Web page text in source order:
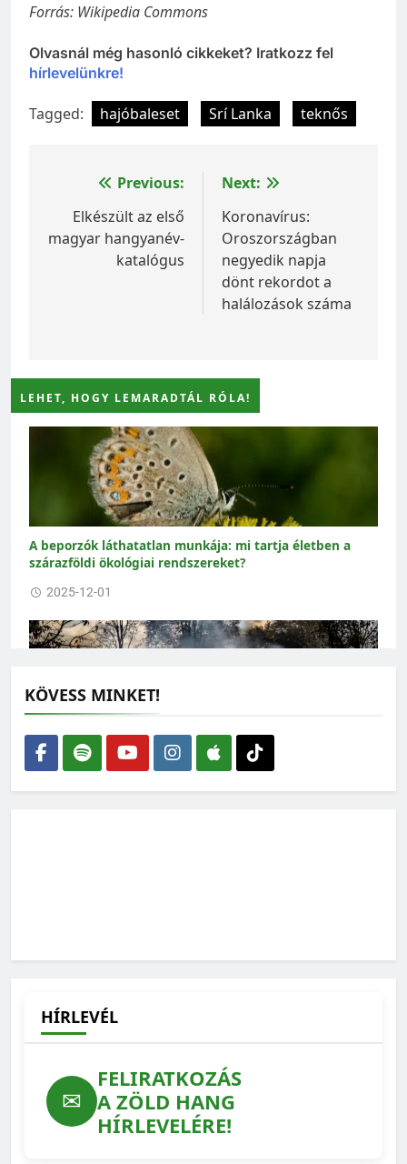
Forrás: Wikipedia Commons
Olvasnál még hasonló cikkeket? Iratkozz fel
hírlevelünkre!
Tagged: hajóbaleset Srí Lanka teknős
Bejegyzés
navigáció
Previous:
Elkészült az első
magyar hangyanév-
katalógus
Next:
Koronavírus:
Oroszországban
negyedik napja
dönt rekordot a
halálozások száma
LEHET, HOGY LEMARADTÁL RÓLA!
A beporzók láthatatlan munkája: mi tartja életben a
szárazföldi ökológiai rendszereket?
2025-12-01
Száraz és lángoló nyár – Már 60 millió négyzetméternyi
terület leégett
KÖVESS MINKET!
HÍRLEVÉL
✉
FELIRATKOZÁS
A ZÖLD HANG
HÍRLEVELÉRE!